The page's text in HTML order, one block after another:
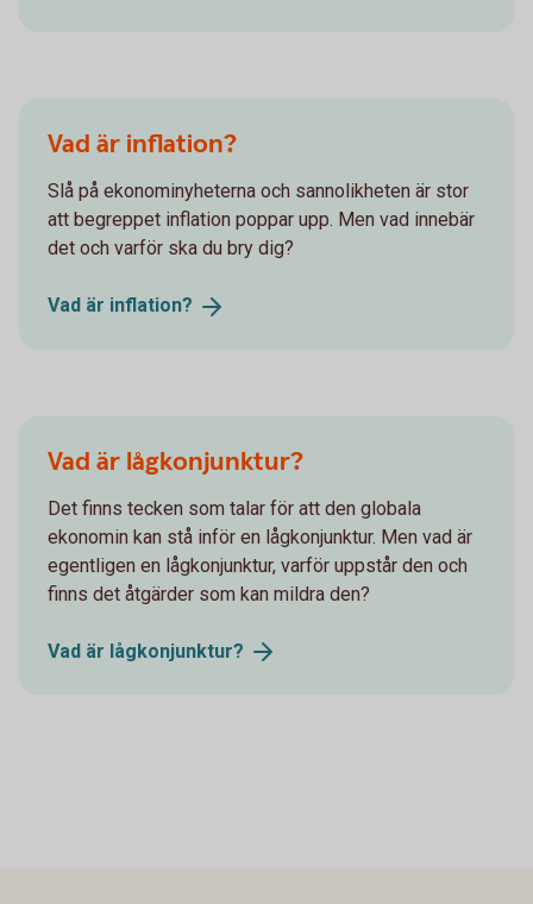
Vad är inflation?
Slå på ekonominyheterna och sannolikheten är stor
att begreppet inflation poppar upp. Men vad innebär
det och varför ska du bry dig?
Vad är inflation?
Vad är lågkonjunktur?
Det finns tecken som talar för att den globala
ekonomin kan stå inför en lågkonjunktur. Men vad är
egentligen en lågkonjunktur, varför uppstår den och
finns det åtgärder som kan mildra den?
Vad är lågkonjunktur?